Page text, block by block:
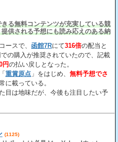
る無料コンテンツが充実している競
供される予想にも読み応えのある納
コースで、 函館7Rにて316倍の配当と
の購入が推奨されていたので、記載
円の払い戻しとなった。
重賞原点 」をはじめ、 無料予想でさ
に載っている。
目は地味だが、今後も注目したい予
(1125)